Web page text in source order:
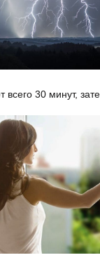
всего 30 минут,